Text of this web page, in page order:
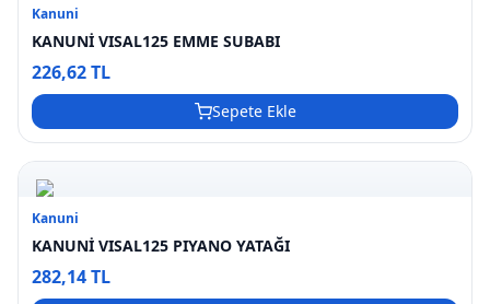
Kanuni
KANUNİ VISAL125 EMME SUBABI
226,62 TL
Sepete Ekle
Kanuni
KANUNİ VISAL125 PIYANO YATAĞI
282,14 TL